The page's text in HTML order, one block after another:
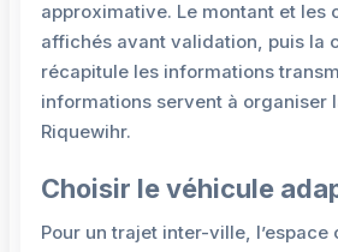
approximative. Le montant et les
affichés avant validation, puis la
récapitule les informations
informations servent à organiser
Riquewihr.
Choisir le véhicule
Pour un trajet inter-ville, l’espace